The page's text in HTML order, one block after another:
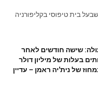
בית טיפוסי בקליפורניה
שישה חודשים לאחר
בעלות של מיליון דולר
של נית'יה ראמן – עדיין